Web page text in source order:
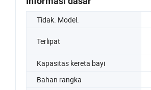
Tidak. Model.
Terlipat
Kapasitas kereta bayi
Bahan rangka